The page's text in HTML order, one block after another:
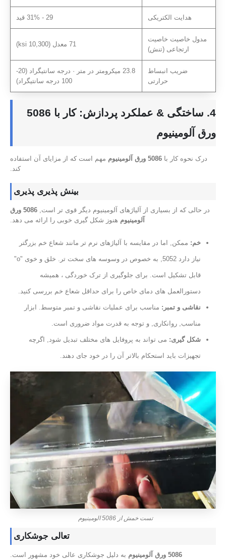
هدایت الکتریکی 29 - 31% قید
مدول خاصیت خاصیت
ارتجاعی (تنش)
71 معدل (10,300 ksi)
ضریب انبساط
حرارتی
23.8 میکرومتر در متر · درجه سانتیگراد (20-
100 درجه سانتیگراد)
4. ساختگی & عملکرد پردازش: کار با 5086
ورق آلومینیوم
درک نحوه کار با 5086 ورق آلومینیوم
مهم است که از مزایای آن استفاده
کند.
بینش پذیری پذیری
در حالی که از بسیاری از آلیاژهای آلومینیوم دیگر قوی تر است,
5086 ورق
آلومینیوم هنوز شکل گیری خوبی را ارائه می دهد.
خم: ممکن, اما در مقایسه با آلیاژهای نرم تر مانند شعاع خم بزرگتر
نیاز دارد 5052, به خصوص در وسوسه های سخت تر. خلق و خوی "o"
قابل تشکیل است. برای جلوگیری از ترک خوردگی ، همیشه
دستورالعمل های دمای خاص را برای حداقل شعاع خم بررسی کنید.
نقاشی و تمبر: مناسب برای عملیات نقاشی و تمبر متوسط. ابزار
مناسب, روانکاری, و توجه به قدرت مواد ضروری است.
شکل گیری: می تواند به پروفایل های مختلف تبدیل شود, اگرچه
تجهیزات باید استحکام بالاتر آن را در خود جای دهند.
تست خمش از 5086 الومینیوم
تعالی جوشکاری
5086 ورق آلومینیوم به دلیل جوشکاری عالی خود مشهور است.